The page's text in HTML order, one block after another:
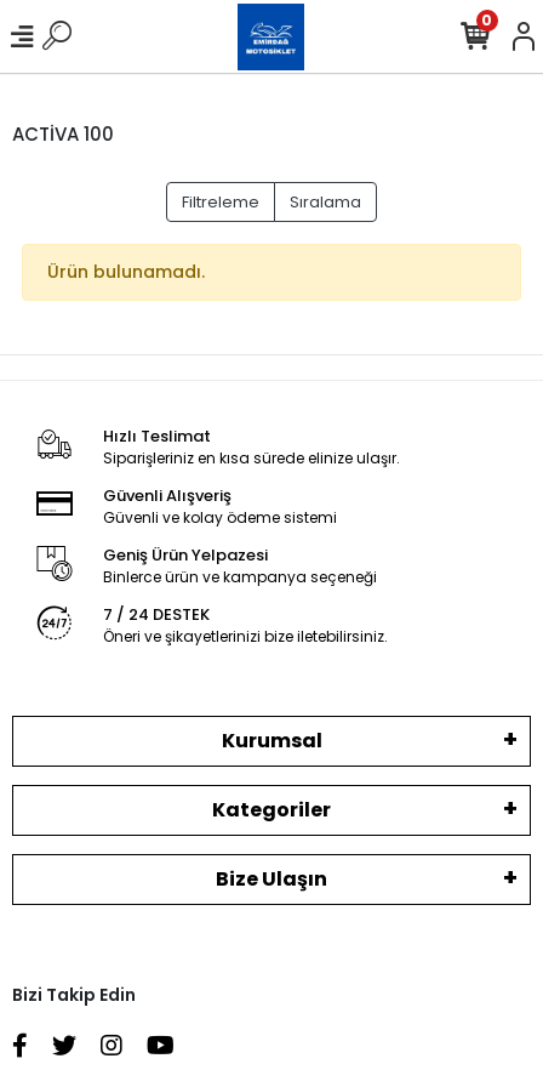
0
ACTİVA 100
Filtreleme Sıralama
Ürün bulunamadı.
Hızlı Teslimat
Siparişleriniz en kısa sürede elinize ulaşır.
Güvenli Alışveriş
Güvenli ve kolay ödeme sistemi
Geniş Ürün Yelpazesi
Binlerce ürün ve kampanya seçeneği
7 / 24 DESTEK
Öneri ve şikayetlerinizi bize iletebilirsiniz.
Kurumsal
Kategoriler
Bize Ulaşın
Bizi Takip Edin